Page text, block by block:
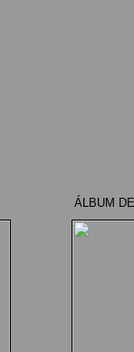
ÁLBUM